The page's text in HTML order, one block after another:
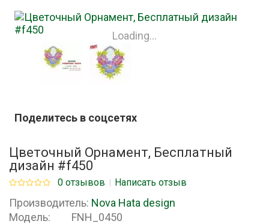
Loading...
Поделитесь в соцсетях
Цветочный Орнамент, Бесплатный
дизайн #f450
0 отзывов Написать отзыв
Производитель: Nova Hata design
Модель:
FNH_0450